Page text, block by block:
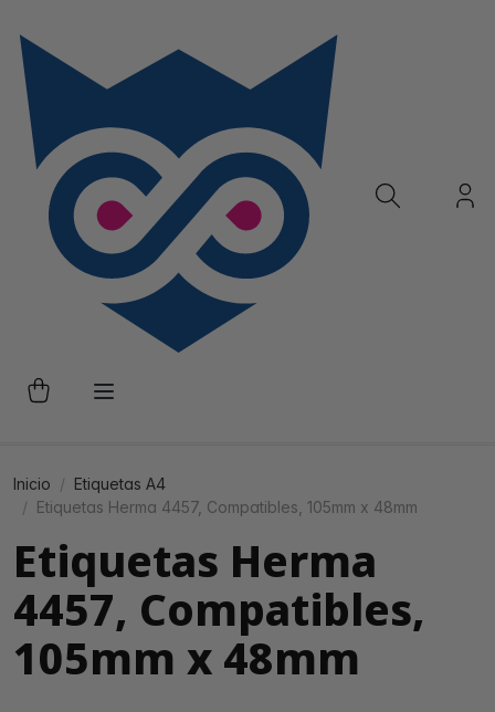
Inicio
Etiquetas A4
Etiquetas Herma 4457, Compatibles, 105mm x 48mm
Etiquetas Herma
4457, Compatibles,
105mm x 48mm